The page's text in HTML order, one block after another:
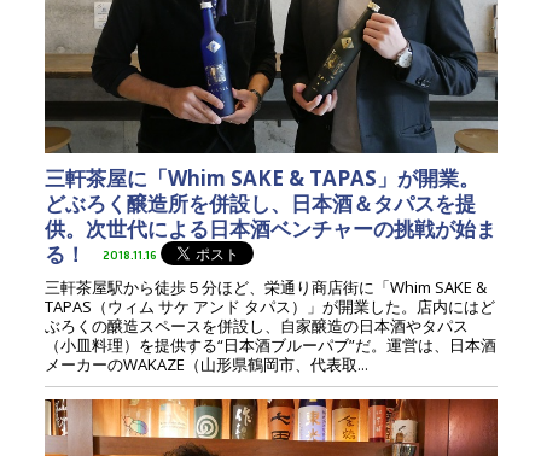
三軒茶屋に「Whim SAKE & TAPAS」が開業。
どぶろく醸造所を併設し、日本酒＆タパスを提
供。次世代による日本酒ベンチャーの挑戦が始ま
る！
2018.11.16
三軒茶屋駅から徒歩５分ほど、栄通り商店街に「Whim SAKE &
TAPAS（ウィム サケ アンド タパス）」が開業した。店内にはど
ぶろくの醸造スペースを併設し、自家醸造の日本酒やタパス
（小皿料理）を提供する“日本酒ブルーパブ”だ。運営は、日本酒
メーカーのWAKAZE（山形県鶴岡市、代表取...